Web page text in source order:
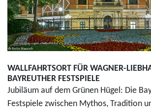
WALLFAHRTSORT FÜR WAGNER-
BAYREUTHER FESTSPIELE
Jubiläum auf dem Grünen Hügel: Die
Festspiele zwischen Mythos, Tradition